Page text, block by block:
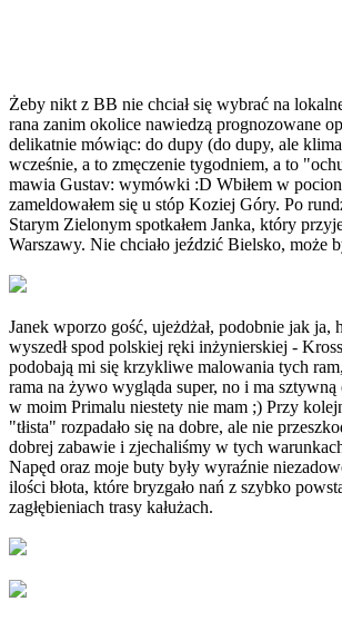
Żeby nikt z BB nie chciał się wybrać na
rana zanim okolice nawiedzą prognozowane
delikatnie mówiąc: do dupy (do dupy, ale
wcześnie, a to zmęczenie tygodniem, a to
mawia Gustav: wymówki :D Wbiłem w
zameldowałem się u stóp Koziej Góry. Po
Starym Zielonym spotkałem Janka, który
Warszawy. Nie chciało jeździć Bielsko, może
Janek wporzo gość, ujeżdżał, podobnie jak ja,
wyszedł spod polskiej ręki inżynierskiej -
podobają mi się krzykliwe malowania tych
rama na żywo wygląda super, no i ma sztywną
w moim Primalu niestety nie mam ;) Przy
"tłista" rozpadało się na dobre, ale nie
dobrej zabawie i zjechaliśmy w tych
Napęd oraz moje buty były wyraźnie
ilości błota, które bryzgało nań z szybko
zagłębieniach trasy kałużach.